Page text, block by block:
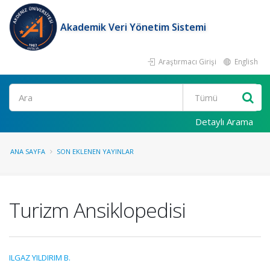
Akademik Veri Yönetim Sistemi
Araştırmacı Girişi English
Ara
Detaylı Arama
ANA SAYFA SON EKLENEN YAYINLAR
Turizm Ansiklopedisi
ILGAZ YILDIRIM B.